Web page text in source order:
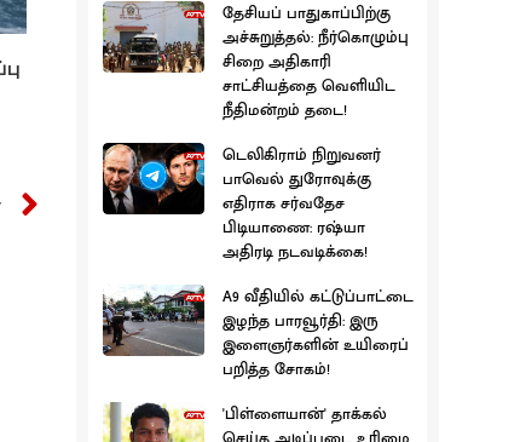
தேசியப் பாதுகாப்பிற்கு
அச்சுறுத்தல்: நீர்கொழும்பு
சிறை அதிகாரி
சாட்சியத்தை வெளியிட
நீதிமன்றம் தடை!
டெலிகிராம் நிறுவனர்
பாவெல் துரோவுக்கு
எதிராக சர்வதேச
பிடியாணை: ரஷ்யா
அதிரடி நடவடிக்கை!
A9 வீதியில் கட்டுப்பாட்டை
இழந்த பாரவூர்தி: இரு
இளைஞர்களின் உயிரைப்
பறித்த சோகம்!
'பிள்ளையான்' தாக்கல்